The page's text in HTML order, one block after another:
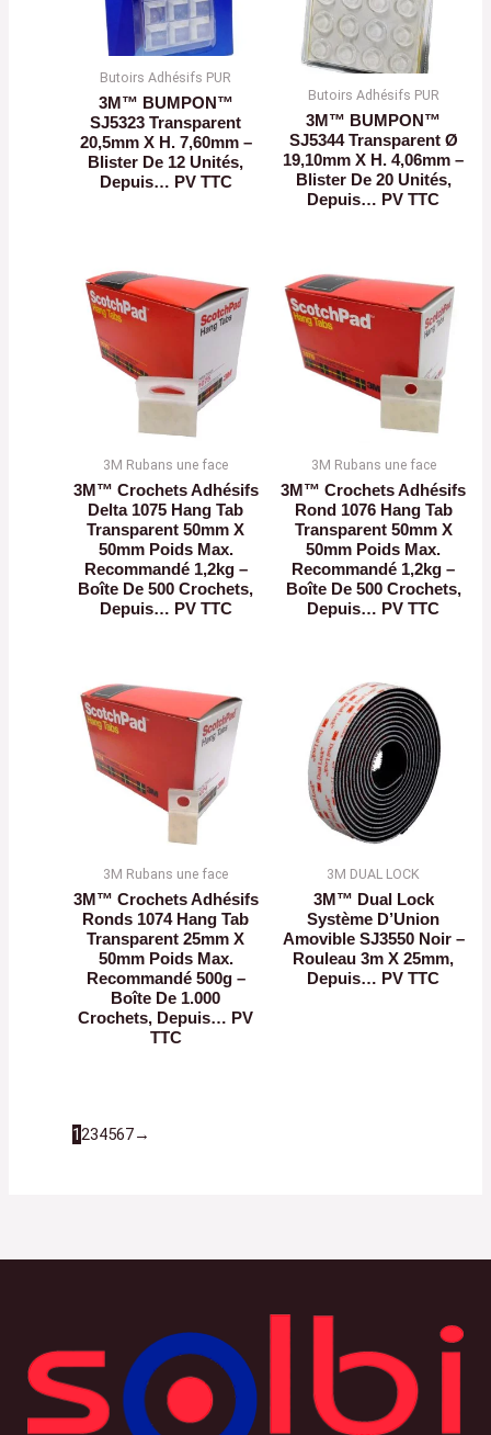
Butoirs Adhésifs PUR
3M™ BUMPON™
SJ5323 Transparent
20,5mm X H. 7,60mm –
Blister De 12 Unités,
Depuis… PV TTC
Butoirs Adhésifs PUR
3M™ BUMPON™
SJ5344 Transparent Ø
19,10mm X H. 4,06mm –
Blister De 20 Unités,
Depuis… PV TTC
3M Rubans une face
3M™ Crochets Adhésifs
Delta 1075 Hang Tab
Transparent 50mm X
50mm Poids Max.
Recommandé 1,2kg –
Boîte De 500 Crochets,
Depuis… PV TTC
3M Rubans une face
3M™ Crochets Adhésifs
Rond 1076 Hang Tab
Transparent 50mm X
50mm Poids Max.
Recommandé 1,2kg –
Boîte De 500 Crochets,
Depuis… PV TTC
3M Rubans une face
3M™ Crochets Adhésifs
Ronds 1074 Hang Tab
Transparent 25mm X
50mm Poids Max.
Recommandé 500g –
Boîte De 1.000
Crochets, Depuis… PV
TTC
3M DUAL LOCK
3M™ Dual Lock
Système D’Union
Amovible SJ3550 Noir –
Rouleau 3m X 25mm,
Depuis… PV TTC
1234567→